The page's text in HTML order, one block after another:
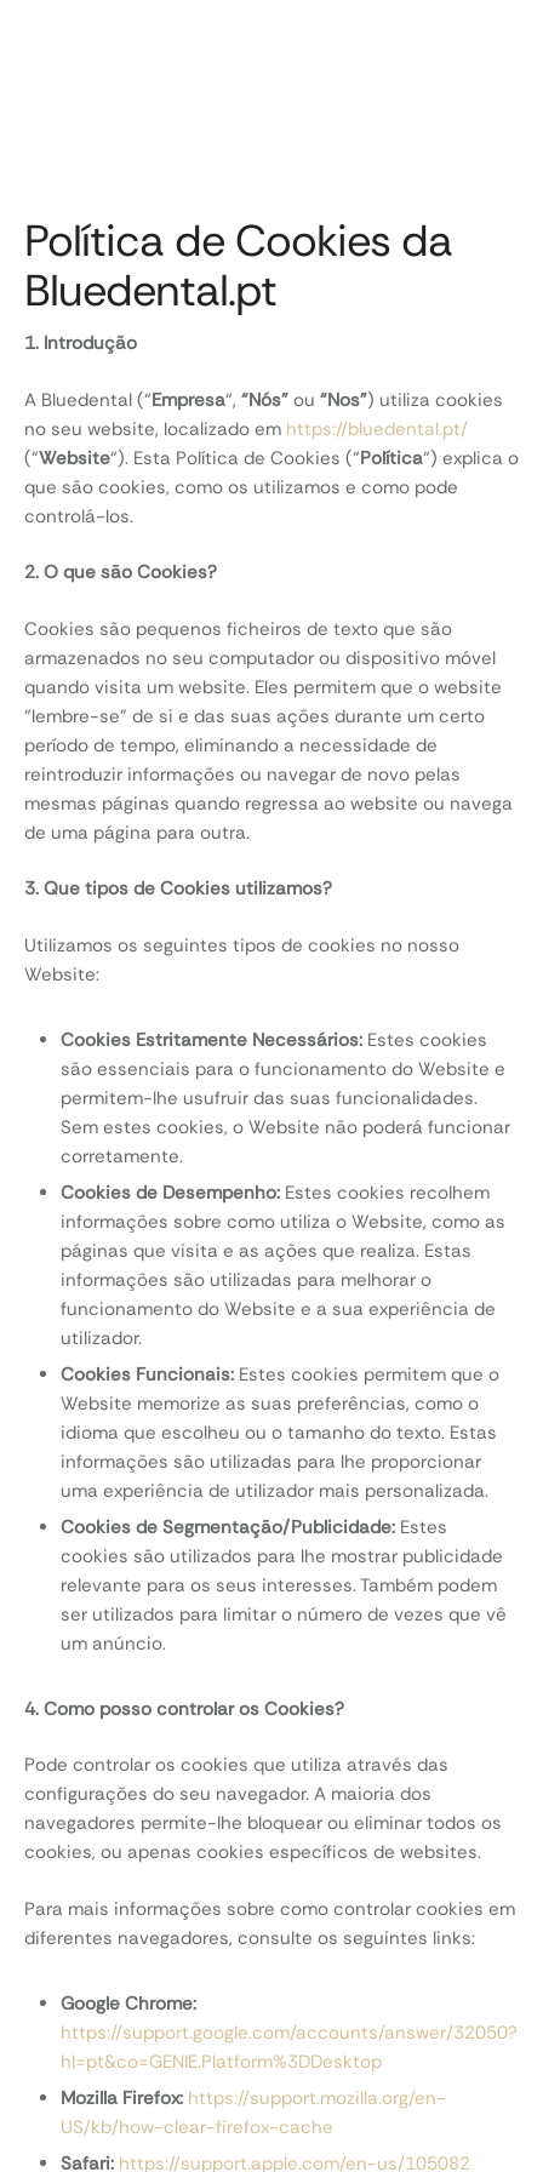
Política de Cookies da
Bluedental.pt
1. Introdução
A Bluedental (“Empresa“, “Nós” ou “Nos”) utiliza cookies
no seu website, localizado em https://bluedental.pt/
(“Website“). Esta Política de Cookies (“Política“) explica o
que são cookies, como os utilizamos e como pode
controlá-los.
2. O que são Cookies?
Cookies são pequenos ficheiros de texto que são
armazenados no seu computador ou dispositivo móvel
quando visita um website. Eles permitem que o website
“lembre-se” de si e das suas ações durante um certo
período de tempo, eliminando a necessidade de
reintroduzir informações ou navegar de novo pelas
mesmas páginas quando regressa ao website ou navega
de uma página para outra.
3. Que tipos de Cookies utilizamos?
Utilizamos os seguintes tipos de cookies no nosso
Website:
Cookies Estritamente Necessários: Estes cookies
são essenciais para o funcionamento do Website e
permitem-lhe usufruir das suas funcionalidades.
Sem estes cookies, o Website não poderá funcionar
corretamente.
Cookies de Desempenho: Estes cookies recolhem
informações sobre como utiliza o Website, como as
páginas que visita e as ações que realiza. Estas
informações são utilizadas para melhorar o
funcionamento do Website e a sua experiência de
utilizador.
Cookies Funcionais: Estes cookies permitem que o
Website memorize as suas preferências, como o
idioma que escolheu ou o tamanho do texto. Estas
informações são utilizadas para lhe proporcionar
uma experiência de utilizador mais personalizada.
Cookies de Segmentação/Publicidade: Estes
cookies são utilizados para lhe mostrar publicidade
relevante para os seus interesses. Também podem
ser utilizados para limitar o número de vezes que vê
um anúncio.
4. Como posso controlar os Cookies?
Pode controlar os cookies que utiliza através das
configurações do seu navegador. A maioria dos
navegadores permite-lhe bloquear ou eliminar todos os
cookies, ou apenas cookies específicos de websites.
Para mais informações sobre como controlar cookies em
diferentes navegadores, consulte os seguintes links:
Google Chrome:
https://support.google.com/accounts/answer/32050?
hl=pt&co=GENIE.Platform%3DDesktop
Mozilla Firefox: https://support.mozilla.org/en-
US/kb/how-clear-firefox-cache
Safari: https://support.apple.com/en-us/105082